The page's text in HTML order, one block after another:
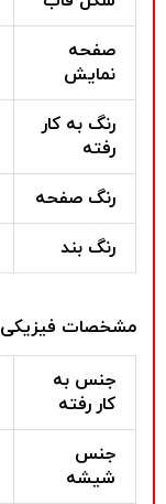
صفحه
نمایش
رنگ به کار
رفته
رنگ صفحه
رنگ بند
مشخصات فیزیکی
جنس به
کار رفته
جنس
شیشه